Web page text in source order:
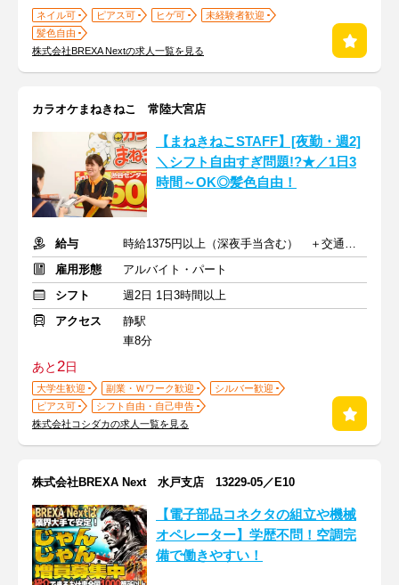
ネイル可 ピアス可 ヒゲ可
未経験者歓迎
髪色自由
株式会社BREXA Nextの求人一覧を見る
カラオケまねきねこ 常陸大宮店
【まねきねこSTAFF】[夜勤・週2]
＼シフト自由すぎ問題!?★／1日3
時間～OK◎髪色自由！
給与
時給1375円以上（深夜手当含む） ＋交通費支給
雇用形態
アルバイト・パート
シフト
週2日 1日3時間以上
アクセス
静駅
車8分
あと2日
大学生歓迎 副業・Ｗワーク歓迎
シルバー歓迎
ピアス可
シフト自由・自己申告
株式会社コシダカの求人一覧を見る
株式会社BREXA Next 水戸支店 13229-05／E10
【電子部品コネクタの組立や機械
オペレーター】学歴不問！空調完
備で働きやすい！